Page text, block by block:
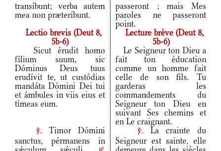
transíbunt; verba autem
mea non præteríbunt.
passeront ; mais Mes
paroles ne passeront
point.
Lectio brevis (Deut 8,
5b-6)
Lecture brève (Deut 8,
5b-6)
Sicut érudit homo
fílium suum, sic
Dóminus Deus tuus
erudívit te, ut custódias
mandáta Dómini Dei tui
et ámbules in viis eius et
tímeas eum.
Le Seigneur ton Dieu a
fait ton éducation
comme un homme fait
celle de son fils. Tu
garderas les
commandements du
Seigneur ton Dieu en
suivant Ses chemins et
en Le craignant.
v.Timor Dómini
sanctus, pérmanens in
v.
La crainte du
Seigneur est sainte, elle